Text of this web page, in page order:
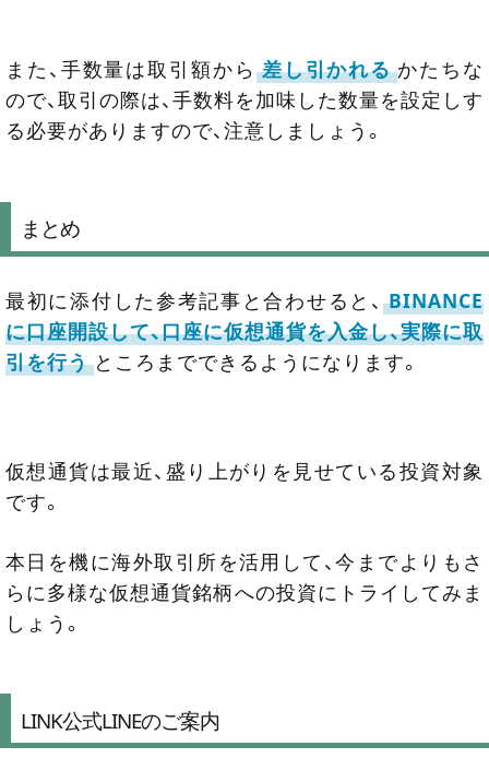
また、手数量は取引額から 差し引かれる かたちな
ので、取引の際は、手数料を加味した数量を設定しす
る必要がありますので、注意しましょう。
まとめ
最初に添付した参考記事と合わせると、 BINANCE
に口座開設して、口座に仮想通貨を入金し、実際に取
引を行う ところまでできるようになります。
仮想通貨は最近、盛り上がりを見せている投資対象
です。
本日を機に海外取引所を活用して、今までよりもさ
らに多様な仮想通貨銘柄への投資にトライしてみま
しょう。
LINK公式LINEのご案内